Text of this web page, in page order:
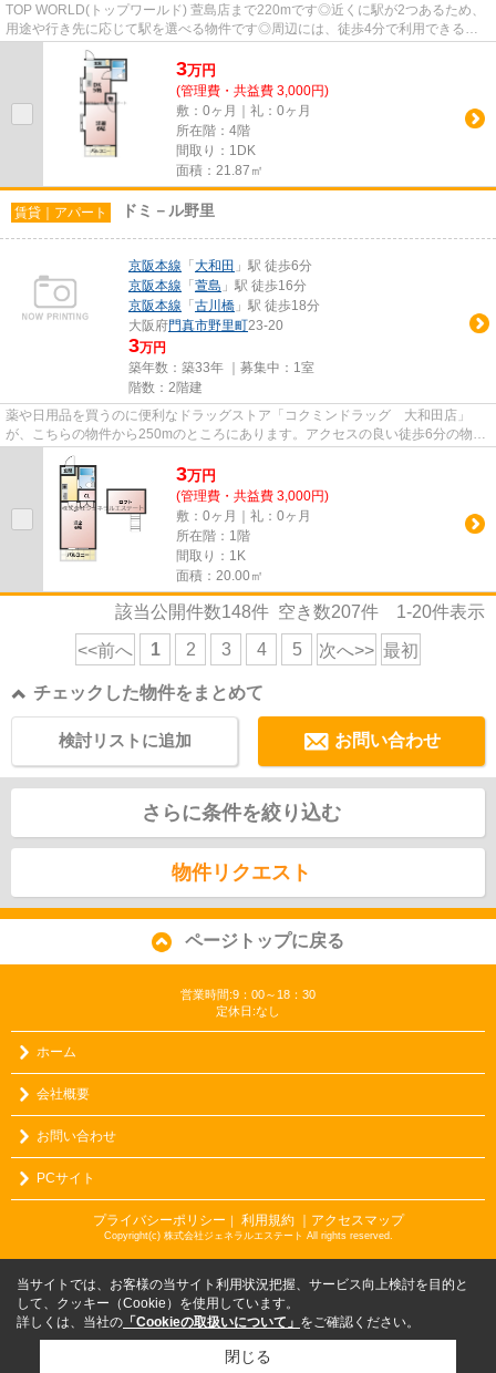
TOP WORLD(トップワールド) 萱島店まで220mです◎近くに駅が2つあるため、
用途や行き先に応じて駅を選べる物件です◎周辺には、徒歩4分で利用できる駅
があります◎こちらの物件はマンショ...
3万円
(管理費・共益費 3,000円)
敷：0ヶ月｜礼：0ヶ月
所在階：4階
間取り：1DK
面積：21.87㎡
賃貸｜アパート ドミ－ル野里
京阪本線 「 大和田 」駅 徒歩6分
京阪本線 「 萱島 」駅 徒歩16分
京阪本線 「 古川橋 」駅 徒歩18分
大阪府門真市野里町23-20
3万円
築年数：築33年 ｜募集中： 1室
階数：2階建
薬や日用品を買うのに便利なドラッグストア「コクミンドラッグ 大和田店」
が、こちらの物件から250mのところにあります。アクセスの良い徒歩6分の物件
です。こちらの物件はアパートで...
3万円
(管理費・共益費 3,000円)
敷：0ヶ月｜礼：0ヶ月
所在階：1階
間取り：1K
面積：20.00㎡
該当公開件数148件 空き数207件 1-20件表示
<<前へ 1 2 3 4 5 次へ>> 最初
チェックした物件をまとめて
お問い合わせ
検討リストに追加
さらに条件を絞り込む
物件リクエスト
ページトップに戻る
営業時間:9：00～18：30
定休日:なし
ホーム
会社概要
お問い合わせ
PCサイト
プライバシーポリシー ｜ 利用規約 ｜アクセスマップ
Copyright(c) 株式会社ジェネラルエステート All rights reserved.
当サイトでは、お客様の当サイト利用状況把握、サービス向上検討を目的と
して、クッキー（Cookie）を使用しています。
詳しくは、当社の 「Cookieの取扱いについて」 をご確認ください。
閉じる